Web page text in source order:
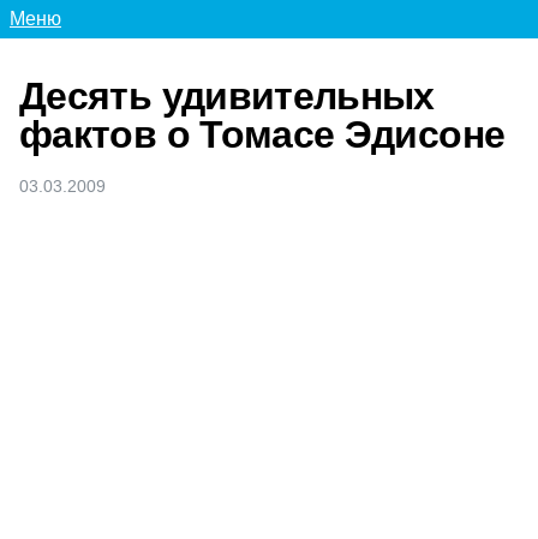
Меню
Десять удивительных
фактов о Томасе Эдисоне
03.03.2009